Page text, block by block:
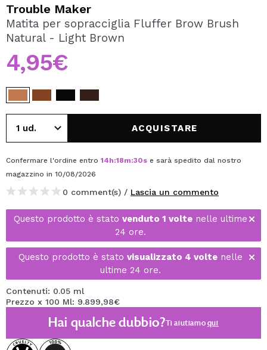
Creando un account su Maquibeauty.it potrai fare i tuoi
acquisti velocemente, controllare lo stato dei tuoi ordini e
CREARE UN ACCOUNT
Trouble Maker
Matita per sopracciglia Fluffer Brow Brush
Natural - Light Brown
4,95€
ACQUISTARE
Confermare l'ordine entro 14h:18m:30s e sarà spedito dal nostro
magazzino in 10/08/2026
0 comment(s) / Lascia un commento
Questo prodotto è stato venduto 1 volte nelle ultime
24 ore.
Questo prodotto è stato visualizzato 4 volte nelle
ultime 24 ore.
Contenuti: 0.05 ml
Prezzo x 100 Ml: 9.899,98€
Hai qualche dubbio?Ti aiutiamoqui